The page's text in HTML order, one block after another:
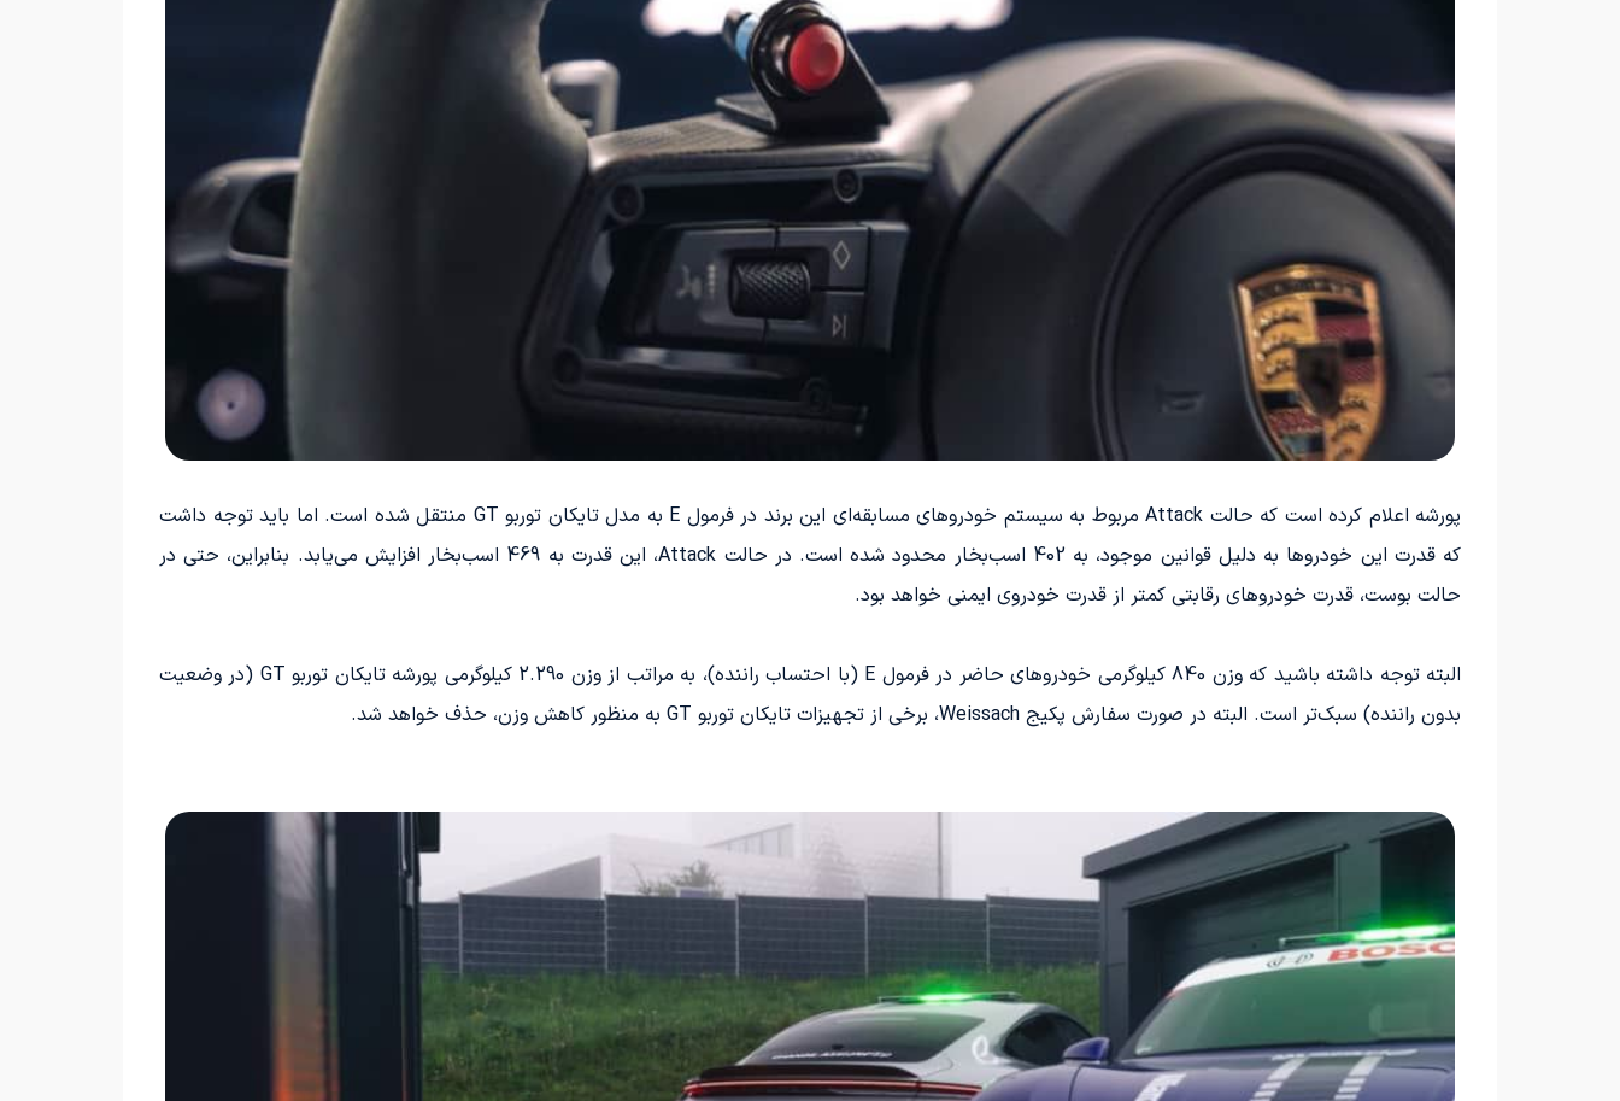
پورشه اعلام کرده است که حالت Attack مربوط به سیستم خودروهای مسابقه‌ای این برند در فرمول E به مدل تایکان توربو GT منتقل شده است. اما باید توجه داشت
که قدرت این خودروها به دلیل قوانین موجود، به 402 اسب‌بخار محدود شده است. در حالت Attack، این قدرت به 469 اسب‌بخار افزایش می‌یابد. بنابراین، حتی در
حالت بوست، قدرت خودروهای رقابتی کمتر از قدرت خودروی ایمنی خواهد بود.
البته توجه داشته باشید که وزن 840 کیلوگرمی خودروهای حاضر در فرمول E (با احتساب راننده)، به مراتب از وزن 2.290 کیلوگرمی پورشه تایکان توربو GT (در وضعیت
بدون راننده) سبک‌تر است. البته در صورت سفارش پکیج Weissach، برخی از تجهیزات تایکان توربو GT به منظور کاهش وزن، حذف خواهد شد.